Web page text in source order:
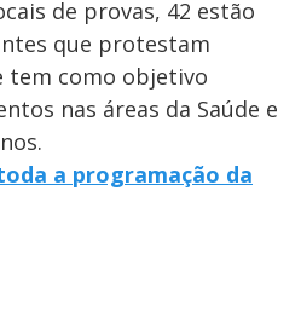
de provas, 42 estão
que protestam
tem como objetivo
nas áreas da Saúde e
a programação da